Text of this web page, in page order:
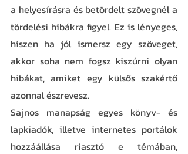
a helyesírásra és betördelt szövegnél a
tördelési hibákra figyel. Ez is lényeges,
hiszen ha jól ismersz egy szöveget,
akkor soha nem fogsz kiszúrni olyan
hibákat, amiket egy külsős szakértő
azonnal észrevesz.
Sajnos manapság egyes könyv- és
lapkiadók, illetve internetes portálok
hozzáállása riasztó e témában,